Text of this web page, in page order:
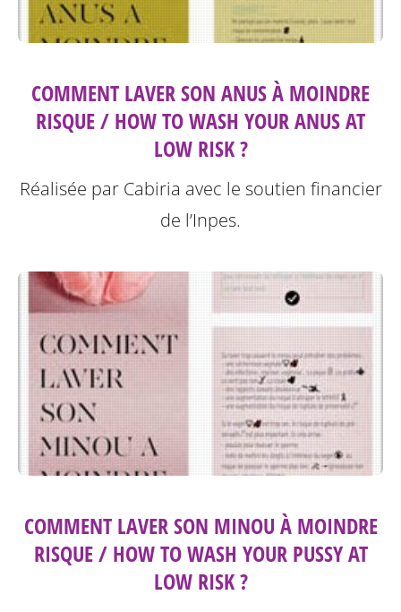
COMMENT LAVER SON ANUS À MOINDRE
RISQUE / HOW TO WASH YOUR ANUS AT
LOW RISK ?
Réalisée par Cabiria avec le soutien financier
de l’Inpes.
COMMENT LAVER SON MINOU À MOINDRE
RISQUE / HOW TO WASH YOUR PUSSY AT
LOW RISK ?